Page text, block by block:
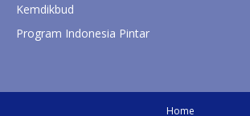
Kemdikbud
Program Indonesia Pintar
Home